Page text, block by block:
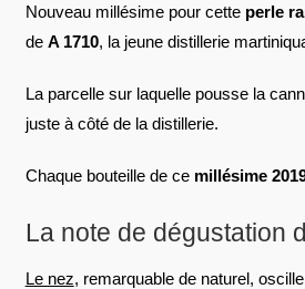
Nouveau millésime pour cette perle
de A 1710, la jeune distillerie
La parcelle sur laquelle pousse la
juste à côté de la distillerie.
Chaque bouteille de ce millésime
La note de dégustation
Le nez, remarquable de naturel,